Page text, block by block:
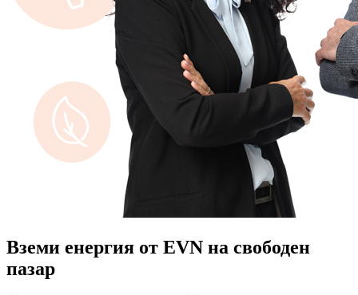
Вземи енергия от EVN на свободен
пазар